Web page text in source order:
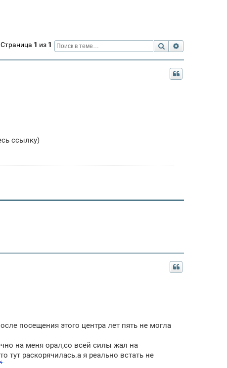
Поиск
1 из 1
ссылку)
посещения этого центра лет пять не могла
на меня орал,со всей силы жал на
тут раскорячилась.а я реально встать не